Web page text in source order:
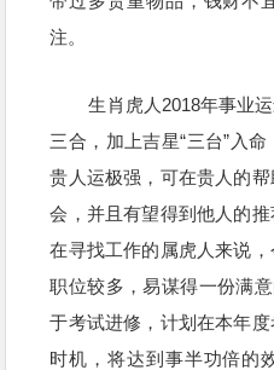
注。
生肖虎人2018年事业
三合，加上吉星“三台”入
贵人运极强，可在贵人的
会，并且有望得到他人的
在寻找工作的属虎人来说
职位较多，易谋得一份满
于考试进修，计划在本年
时机，将达到事半功倍的